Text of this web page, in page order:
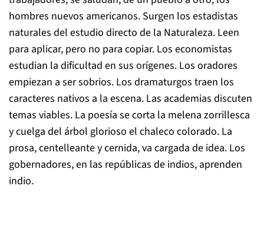
hombres nuevos americanos. Surgen los estadistas
naturales del estudio directo de la Naturaleza. Leen
para aplicar, pero no para copiar. Los economistas
estudian la dificultad en sus orígenes. Los oradores
empiezan a ser sobrios. Los dramaturgos traen los
caracteres nativos a la escena. Las academias discuten
temas viables. La poesía se corta la melena zorrillesca
y cuelga del árbol glorioso el chaleco colorado. La
prosa, centelleante y cernida, va cargada de idea. Los
gobernadores, en las repúblicas de indios, aprenden
indio.